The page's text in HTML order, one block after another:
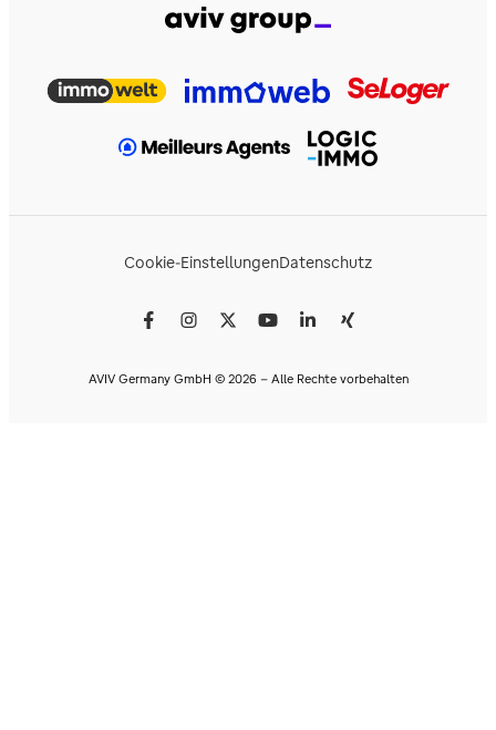
Cookie-EinstellungenDatenschutz
AVIV Germany GmbH © 2026 - Alle Rechte vorbehalten